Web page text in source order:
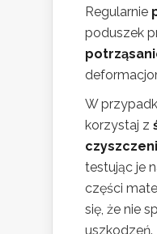
Regularnie
poduszek
W
korzystaj z
testując je
części
się, że nie
uszkodzeń.